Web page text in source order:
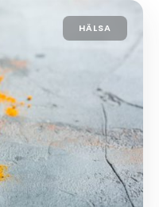
HÄLSA